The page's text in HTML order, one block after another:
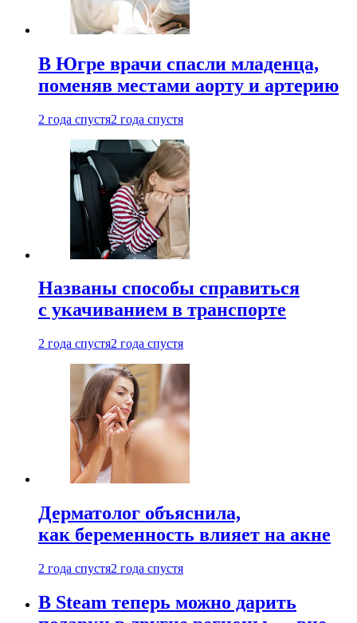
В Югре врачи спасли младенца,
поменяв местами аорту и артерию
2 года спустя2 года спустя
Названы способы справиться
с укачиванием в транспорте
2 года спустя2 года спустя
Дерматолог объяснила,
как беременность влияет на акне
2 года спустя2 года спустя
В Steam теперь можно дарить